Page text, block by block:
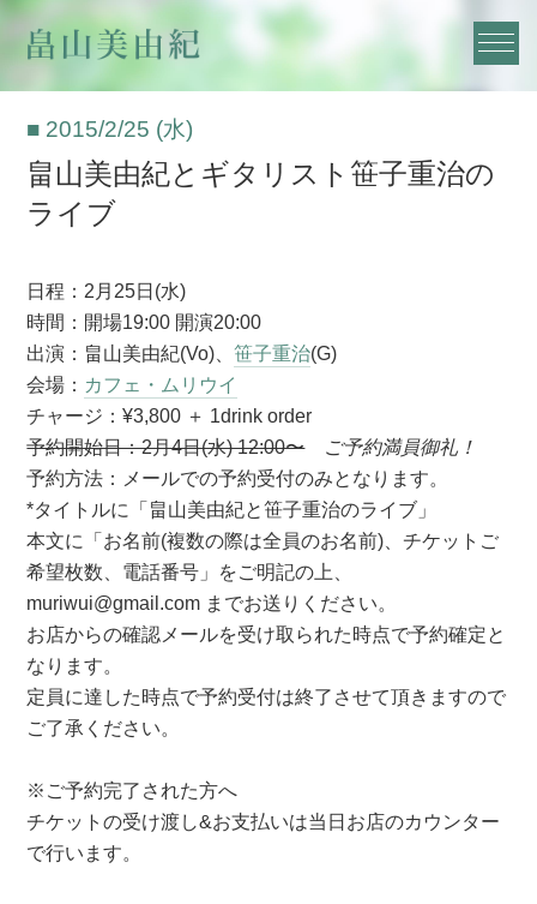
■ 2015/2/25 (水)
畠山美由紀とギタリスト笹子重治の
ライブ
日程：2月25日(水)
時間：開場19:00 開演20:00
出演：畠山美由紀(Vo)、 笹子重治(G)
会場： カフェ・ムリウイ
チャージ：¥3,800 ＋ 1drink order
予約開始日：2月4日(水) 12:00〜
ご予約満員御礼！
予約方法：メールでの予約受付のみとなります。
*タイトルに「畠山美由紀と笹子重治のライブ」
本文に「お名前(複数の際は全員のお名前)、チケットご
希望枚数、電話番号」をご明記の上、
muriwui@gmail.com までお送りください。
お店からの確認メールを受け取られた時点で予約確定と
なります。
定員に達した時点で予約受付は終了させて頂きますので
ご了承ください。
※ご予約完了された方へ
チケットの受け渡し&お支払いは当日お店のカウンター
で行います。